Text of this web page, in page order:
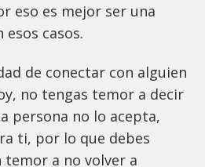
eso es mejor ser una
casos.
de conectar con alguien
no tengas temor a decir
persona no lo acepta,
ti, por lo que debes
a no volver a